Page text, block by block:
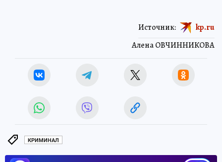
Алена ОВЧИННИКОВА
Источник: kp.ru
КРИМИНАЛ